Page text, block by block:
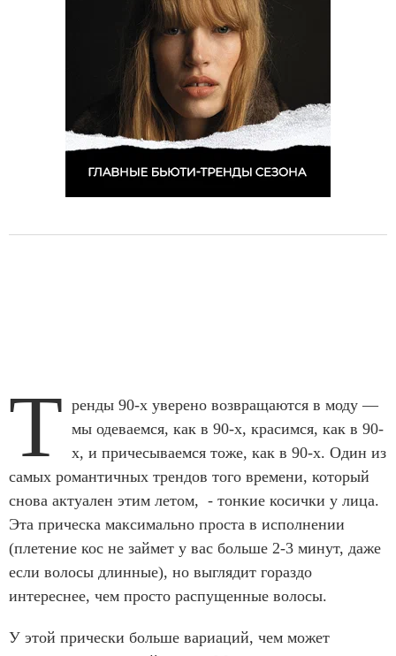
Т ренды 90-х уверено возвращаются в моду —
мы одеваемся, как в 90-х, красимся, как в 90-
х, и причесываемся тоже, как в 90-х. Один из
самых романтичных трендов того времени, который
снова актуален этим летом, - тонкие косички у лица.
Эта прическа максимально проста в исполнении
(плетение кос не займет у вас больше 2-3 минут, даже
если волосы длинные), но выглядит гораздо
интереснее, чем просто распущенные волосы.
У этой прически больше вариаций, чем может